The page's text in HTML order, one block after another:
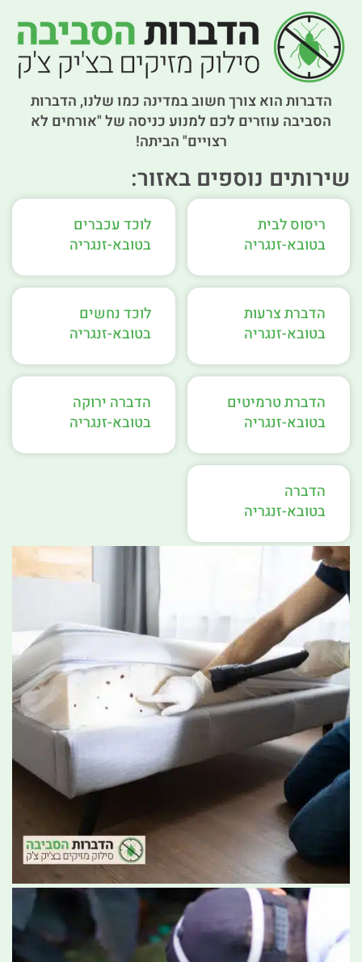
הדברות הוא צורך חשוב במדינה כמו שלנו, הדברות
הסביבה עוזרים לכם למנוע כניסה של "אורחים לא
רצויים" הביתה!
שירותים נוספים באזור:
ריסוס לבית
בטובא-זנגריה
לוכד עכברים
בטובא-זנגריה
הדברת צרעות
בטובא-זנגריה
לוכד נחשים
בטובא-זנגריה
הדברת טרמיטים
בטובא-זנגריה
הדברה ירוקה
בטובא-זנגריה
הדברה
בטובא-זנגריה